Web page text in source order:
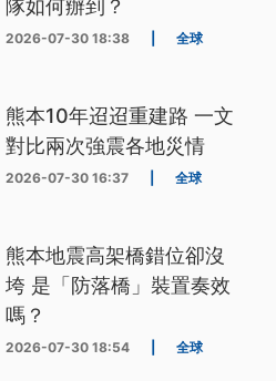
隊如何辦到？
2026-07-30 18:38 全球
熊本10年迢迢重建路 一文
對比兩次強震各地災情
2026-07-30 16:37 全球
熊本地震高架橋錯位卻沒
垮 是「防落橋」裝置奏效
嗎？
2026-07-30 18:54 全球